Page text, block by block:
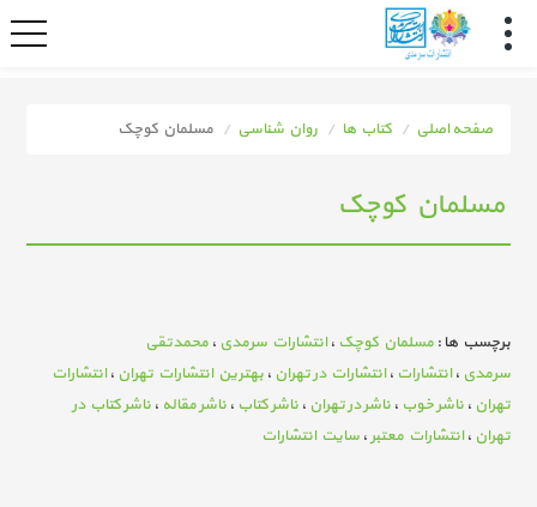
صفحه اصلی کتاب ها روان شناسی مسلمان کوچک
مسلمان کوچک
برچسب ها : مسلمان کوچک ،انتشارات سرمدی ، محمدتقی
سرمدی ،انتشارات ،انتشارات در تهران ، بهترین انتشارات تهران ،انتشارات
تهران ، ناشر خوب ، ناشر در تهران ، ناشر کتاب ، ناشر مقاله ، ناشر کتاب در
تهران ،انتشارات معتبر، سایت انتشارات